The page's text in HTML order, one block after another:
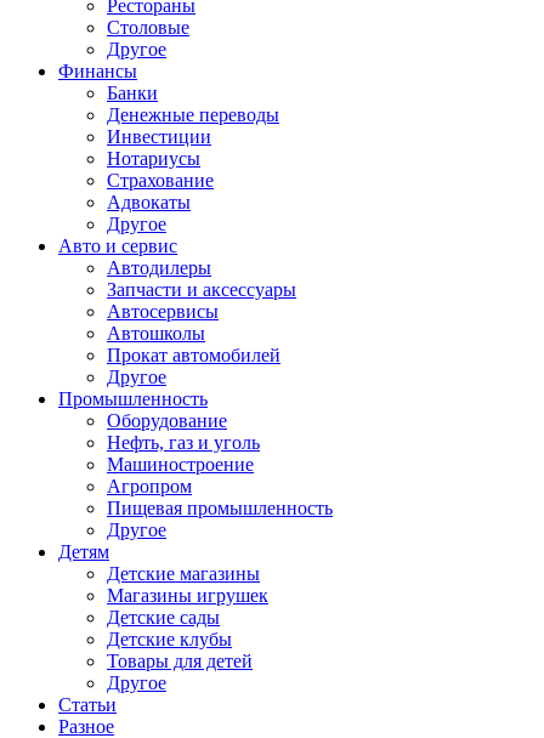
Рестораны
Столовые
Другое
Финансы
Банки
Денежные переводы
Инвестиции
Нотариусы
Страхование
Адвокаты
Другое
Авто и сервис
Автодилеры
Запчасти и аксессуары
Автосервисы
Автошколы
Прокат автомобилей
Другое
Промышленность
Оборудование
Нефть, газ и уголь
Машиностроение
Агропром
Пищевая промышленность
Другое
Детям
Детские магазины
Магазины игрушек
Детские сады
Детские клубы
Товары для детей
Другое
Статьи
Разное